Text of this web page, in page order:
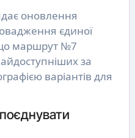
оновлення
єдиної
маршрут №7
за
варіантів для